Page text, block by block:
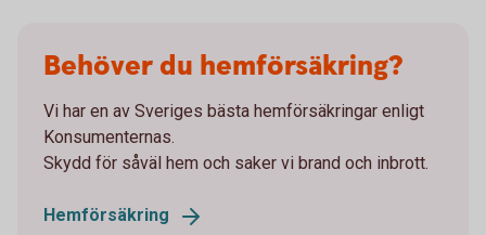
Behöver du hemförsäkring?
Vi har en av Sveriges bästa hemförsäkringar enligt
Konsumenternas.
Skydd för såväl hem och saker vi brand och inbrott.
Hemförsäkring